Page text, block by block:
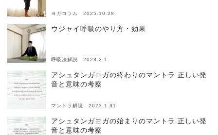
ヨガコラム 2025.10.28
ウジャイ呼吸のやり方・効果
呼吸法解説 2023.2.1
アシュタンガヨガの終わりのマントラ 正しい発
音と意味の考察
マントラ解説 2023.1.31
アシュタンガヨガの始まりのマントラ 正しい発
音と意味の考察